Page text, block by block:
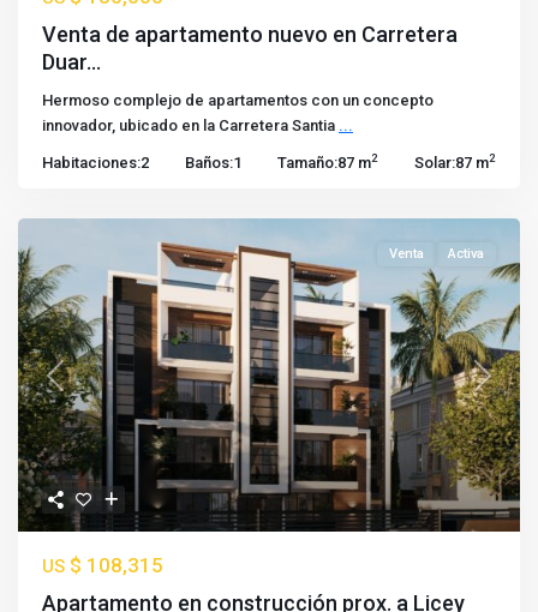
Venta de apartamento nuevo en Carretera
Duar...
Hermoso complejo de apartamentos con un concepto
innovador, ubicado en la Carretera Santia ...
Habitaciones:2 Baños:1 Tamaño:87 m2 Solar:87 m2
Previous Next
Venta Activa
US $ 108,315
Apartamento en construcción prox. a Licey